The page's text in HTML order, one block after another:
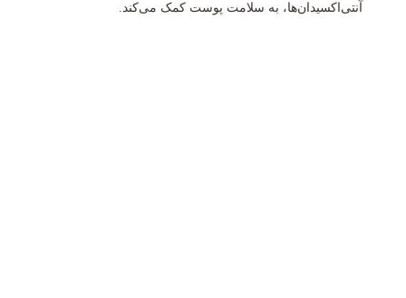
آنتی‌اکسیدان‌ها، به سلامت پوست کمک می‌کند.